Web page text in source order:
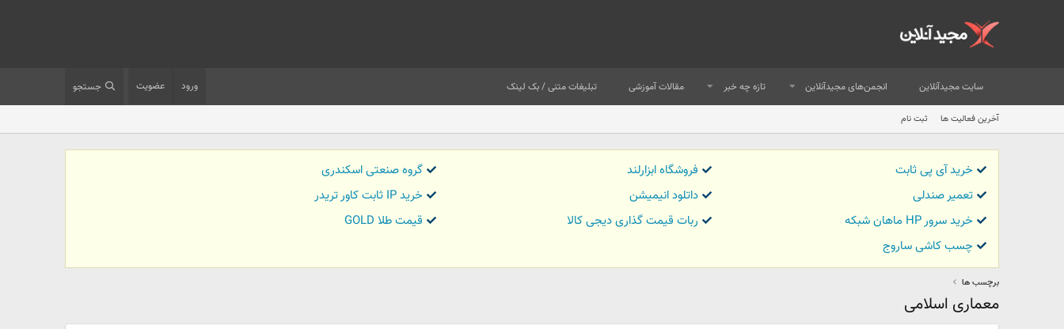
سایت مجیدآنلاین انجمن‌های مجیدآنلاین تازه چه خبر مقالات آموزشی تبلیغات متنی / بک لینک ورود عضویت جستجو
آخرین فعالیت ها ثبت نام
خرید آی پی ثابت فروشگاه ابزارلند
گروه صنعتی اسکندری
تعمیر صندلی
داتلود انیمیشن
خرید IP ثابت کاور تریدر
خرید سرور HP ماهان شبکه
ربات قیمت گذاری دیجی کالا
قیمت طلا GOLD
چسب کاشی ساروج
برچسب ها
معماری اسلامی